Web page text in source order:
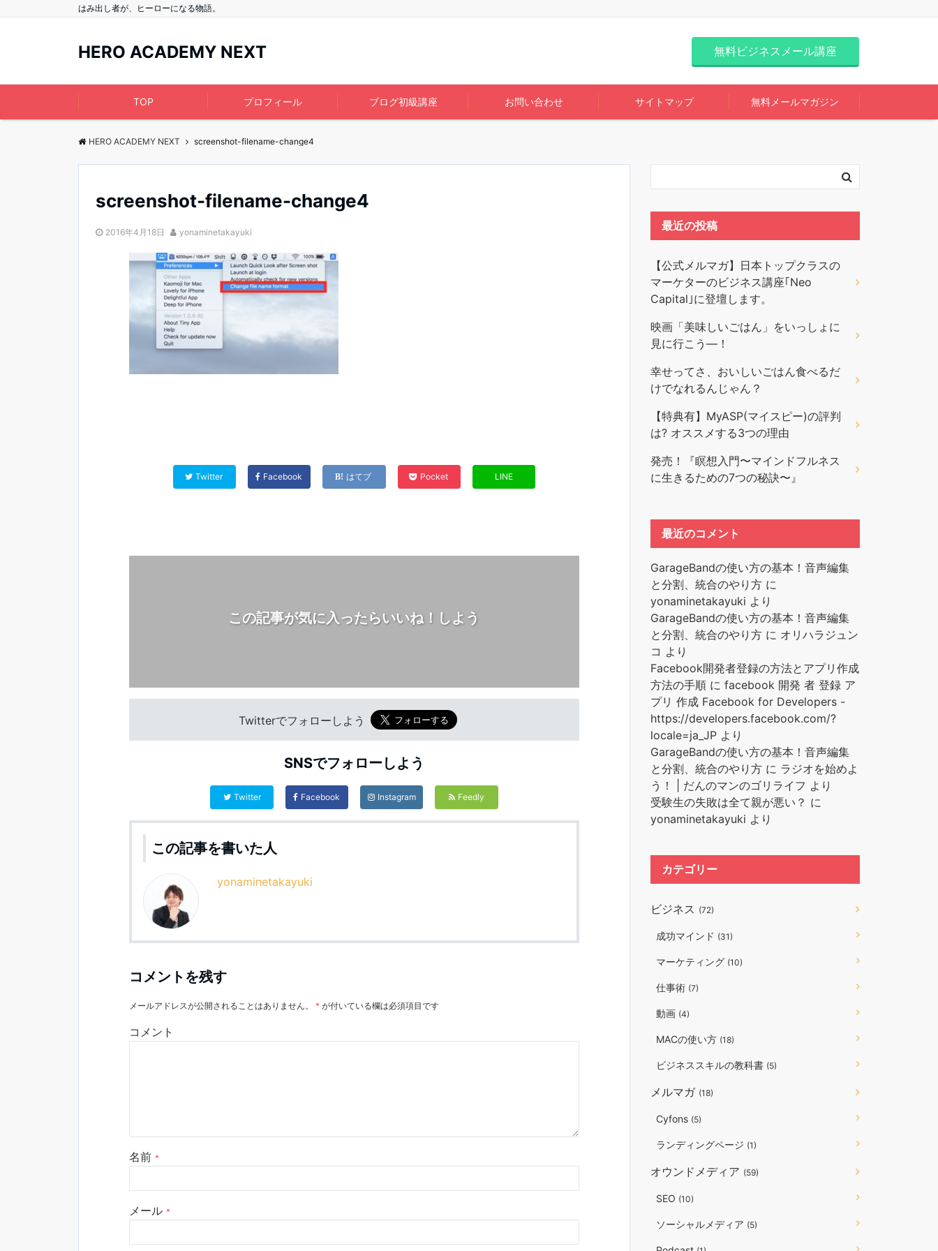
はみ出し者が、ヒーローになる物語。
HERO ACADEMY NEXT 無料ビジネスメール講座
TOP プロフィール ブログ初級講座 お問い合わせ サイトマップ 無料メールマガジン
HERO ACADEMY NEXT screenshot-filename-change4
screenshot-filename-change4
2016年4月18日 yonaminetakayuki
Twitter Facebook はてブ Pocket LINE
この記事が気に入ったらいいね！しよう
Twitterでフォローしよう
SNSでフォローしよう
Twitter Facebook Instagram Feedly
この記事を書いた人
yonaminetakayuki
コメントを残す
メールアドレスが公開されることはありません。 * が付いている欄は必須項目です
コメント
名前 *
メール *
最近の投稿
【公式メルマガ】日本トップクラスの
マーケターのビジネス講座｢Neo
Capital｣に登壇します。
映画「美味しいごはん」をいっしょに
見に行こう―！
幸せってさ、おいしいごはん食べるだ
けでなれるんじゃん？
【特典有】MyASP(マイスピー)の評判
は? オススメする3つの理由
発売！『瞑想入門〜マインドフルネス
に生きるための7つの秘訣〜』
最近のコメント
GarageBandの使い方の基本！音声編集
と分割、統合のやり方 に
yonaminetakayuki より
GarageBandの使い方の基本！音声編集
と分割、統合のやり方 に オリハラジュン
コ より
Facebook開発者登録の方法とアプリ作成
方法の手順 に facebook 開発 者 登録 ア
プリ 作成 Facebook for Developers -
https://developers.facebook.com/?
locale=ja_JP より
GarageBandの使い方の基本！音声編集
と分割、統合のやり方 に ラジオを始めよ
う！ | だんのマンのゴリライフ より
受験生の失敗は全て親が悪い？ に
yonaminetakayuki より
カテゴリー
ビジネス (72)
成功マインド (31)
マーケティング (10)
仕事術 (7)
動画 (4)
MACの使い方 (18)
ビジネススキルの教科書 (5)
メルマガ (18)
Cyfons (5)
ランディングページ (1)
オウンドメディア (59)
SEO (10)
ソーシャルメディア (5)